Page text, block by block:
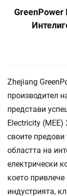
Свържете Се
GreenPower
Zhejiang
производител
представи
Electricity
своите
областта на
електрически
което
индустрията,